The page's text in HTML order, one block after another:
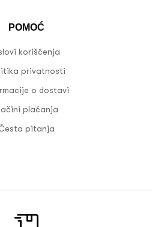
POMOĆ
korišćenja
privatnosti
o dostavi
plaćanja
pitanja